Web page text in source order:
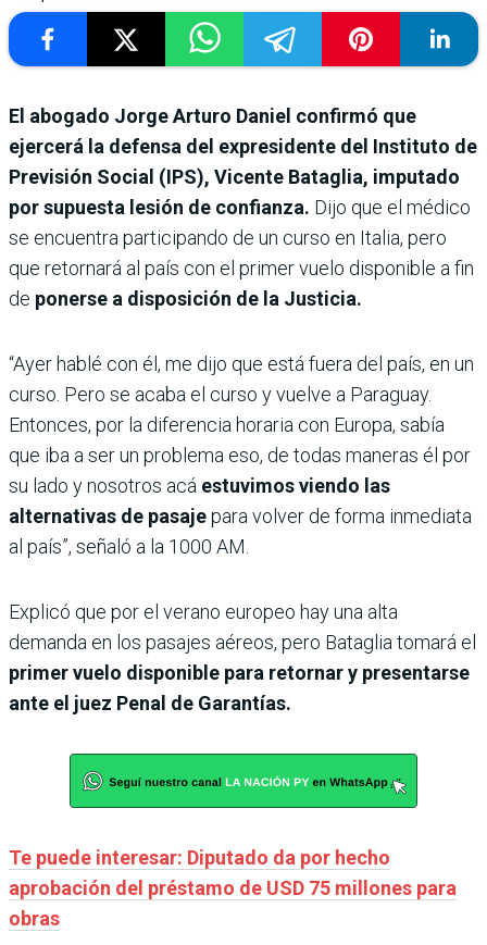
El abogado Jorge Arturo Daniel confirmó que
ejercerá la defensa del expresidente del Instituto de
Previsión Social (IPS), Vicente Bataglia, imputado
por supuesta lesión de confianza. Dijo que el médico
se encuentra participando de un curso en Italia, pero
que retornará al país con el primer vuelo disponible a fin
de ponerse a disposición de la Justicia.
“Ayer hablé con él, me dijo que está fuera del país, en un
curso. Pero se acaba el curso y vuelve a Paraguay.
Entonces, por la diferencia horaria con Europa, sabía
que iba a ser un problema eso, de todas maneras él por
su lado y nosotros acá estuvimos viendo las
alternativas de pasajepara volver de forma inmediata
al país”, señaló a la 1000 AM.
Explicó que por el verano europeo hay una alta
demanda en los pasajes aéreos, pero Bataglia tomará el
primer vuelo disponible para retornar y presentarse
ante el juez Penal de Garantías.
Te puede interesar: Diputado da por hecho
aprobación del préstamo de USD 75 millones para
obras